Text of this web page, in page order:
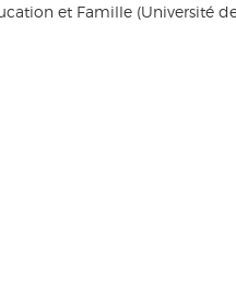
et Famille (Université